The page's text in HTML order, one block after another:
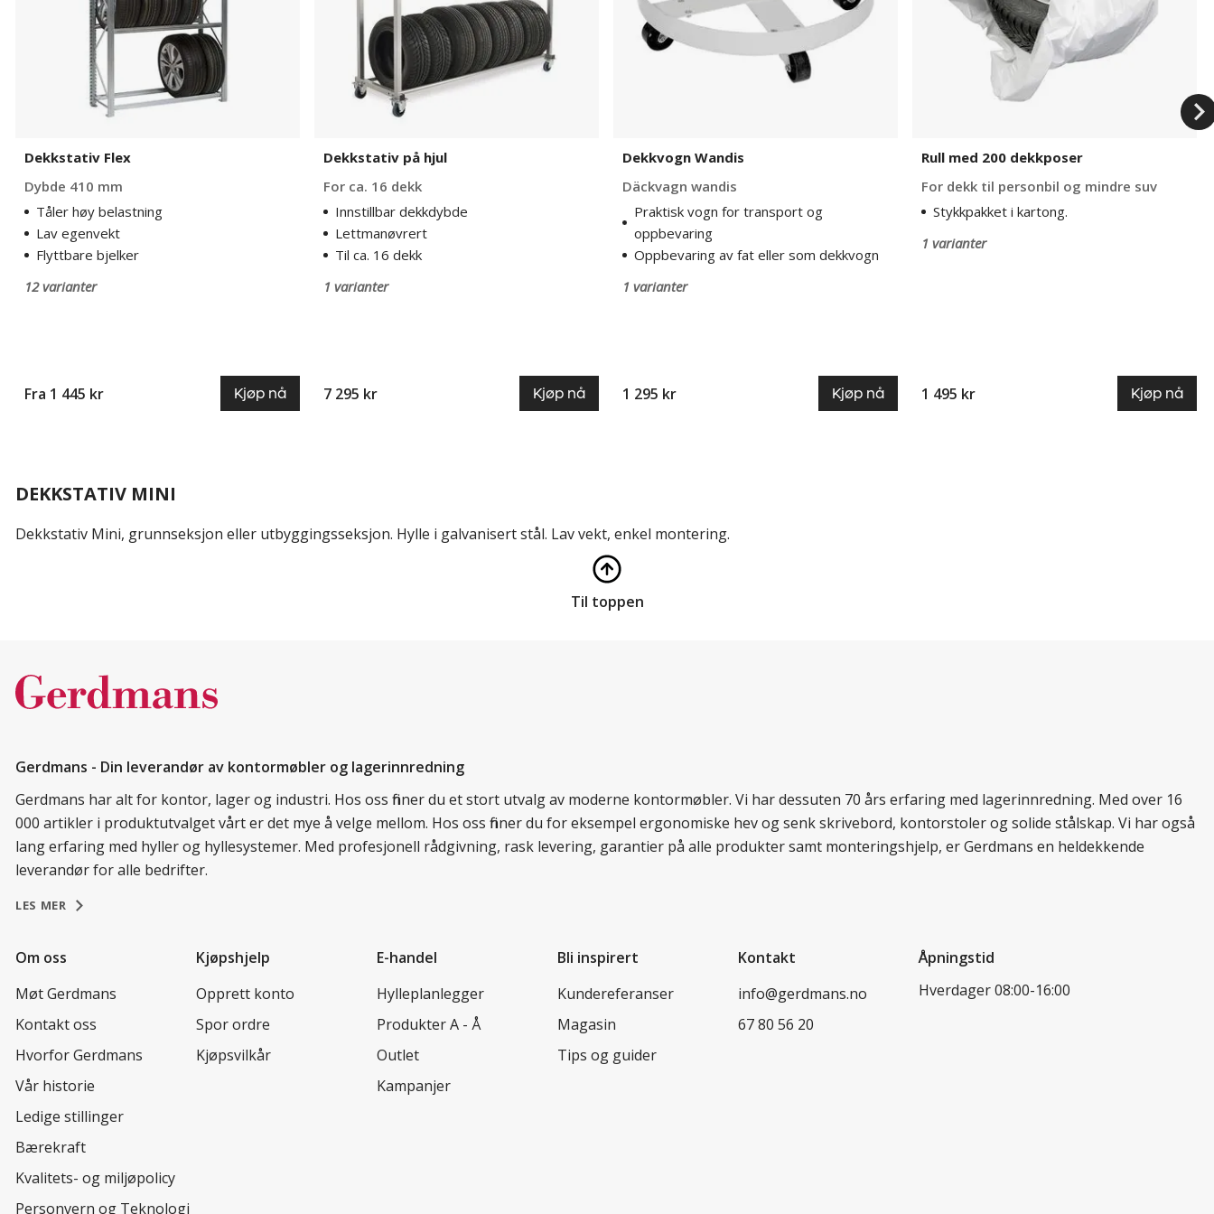
Dekkstativ Flex
Dybde 410 mm
Tåler høy belastning
Lav egenvekt
Flyttbare bjelker
12 varianter
Fra 1 445 kr Kjøp nå
Dekkstativ på hjul
For ca. 16 dekk
Innstillbar dekkdybde
Lettmanøvrert
Til ca. 16 dekk
1 varianter
7 295 kr Kjøp nå
Dekkvogn Wandis
Däckvagn wandis
Praktisk vogn for transport og
oppbevaring
Oppbevaring av fat eller som dekkvogn
1 varianter
1 295 kr Kjøp nå
Rull med 200 dekkposer
For dekk til personbil og mindre suv
Stykkpakket i kartong.
1 varianter
1 495 kr Kjøp nå
DEKKSTATIV MINI
Dekkstativ Mini, grunnseksjon eller utbyggingsseksjon. Hylle i galvanisert stål. Lav vekt, enkel montering.
Til toppen
Gerdmans - Din leverandør av kontormøbler og lagerinnredning
Gerdmans har alt for kontor, lager og industri. Hos oss finner du et stort utvalg av moderne kontormøbler. Vi har dessuten 70 års erfaring med lagerinnredning. Med over 16
000 artikler i produktutvalget vårt er det mye å velge mellom. Hos oss finner du for eksempel ergonomiske hev og senk skrivebord, kontorstoler og solide stålskap. Vi har også
lang erfaring med hyller og hyllesystemer. Med profesjonell rådgivning, rask levering, garantier på alle produkter samt monteringshjelp, er Gerdmans en heldekkende
leverandør for alle bedrifter.
LES MER
Om oss
Møt Gerdmans
Kontakt oss
Hvorfor Gerdmans
Vår historie
Ledige stillinger
Bærekraft
Kvalitets- og miljøpolicy
Personvern og Teknologi
Kjøpshjelp
Opprett konto
Spor ordre
Kjøpsvilkår
E-handel
Hylleplanlegger
Produkter A - Å
Outlet
Kampanjer
Bli inspirert
Kundereferanser
Magasin
Tips og guider
Kontakt
info@gerdmans.no
67 80 56 20
Åpningstid
Hverdager 08:00-16:00